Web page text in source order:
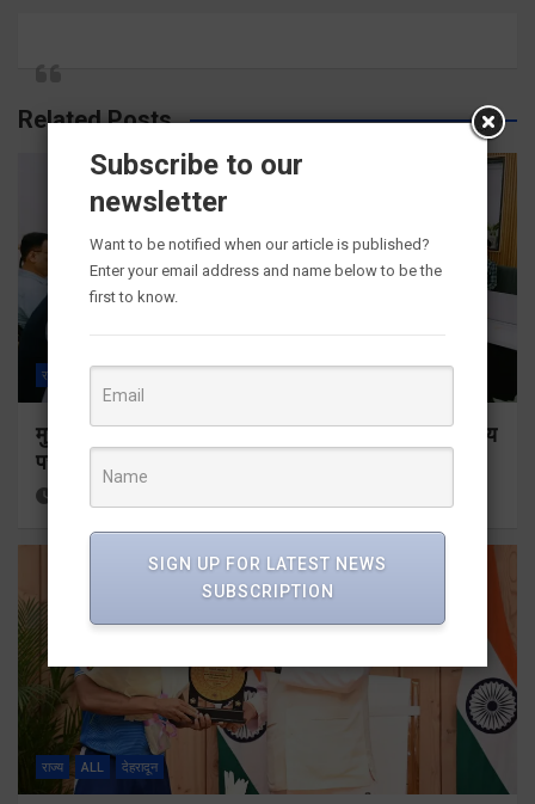
Related Posts
राज्य
मुख्य सचिव ने सभी बड़े प्रोजेक्ट्स का निर्माण कार्य नियमित समय
पर पूर्ण किए जाने के निर्देश दिए
राज्य ALL देहरादून
Subscribe to our
newsletter
Want to be notified when our article is published?
Enter your email address and name below to be the
first to know.
SIGN UP FOR LATEST NEWS
SUBSCRIPTION